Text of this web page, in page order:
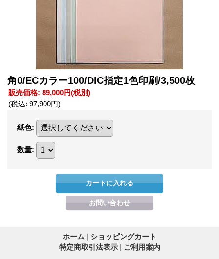
角0/ECカラー100/DIC指定1色印刷/3,500枚
販売価格: 89,000円(税別)
(税込: 97,900円)
紙色:
数量:
ホーム | ショッピングカート
特定商取引法表示 | ご利用案内